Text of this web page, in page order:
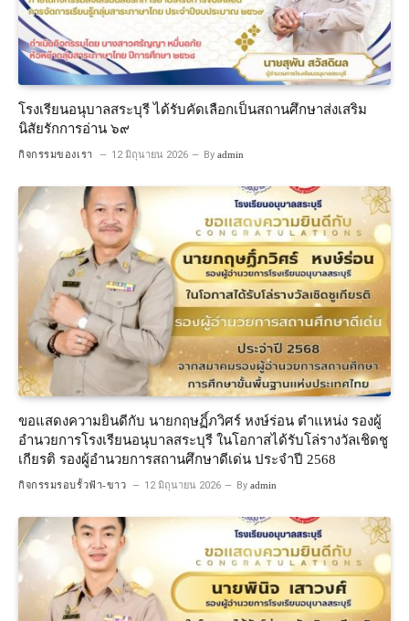
โรงเรียนอนุบาลสระบุรี ได้รับคัดเลือกเป็นสถานศึกษาส่งเสริม
นิสัยรักการอ่าน ๖๙
กิจกรรมของเรา 12 มิถุนายน 2026 By admin
ขอแสดงความยินดีกับ นายกฤษฏิ์ภวิศร์ หงษ์ร่อน ตำแหน่ง รองผู้
อำนวยการโรงเรียนอนุบาลสระบุรี ในโอกาสได้รับโล่รางวัลเชิดชู
เกียรติ รองผู้อำนวยการสถานศึกษาดีเด่น ประจำปี 2568
กิจกรรมรอบรั้วฟ้า-ขาว 12 มิถุนายน 2026 By admin